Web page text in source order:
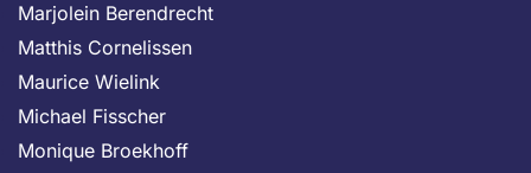
Marjolein Berendrecht
Matthis Cornelissen
Maurice Wielink
Michael Fisscher
Monique Broekhoff